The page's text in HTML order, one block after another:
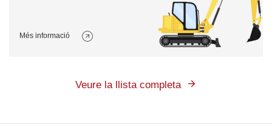
Més informació
Veure la llista completa